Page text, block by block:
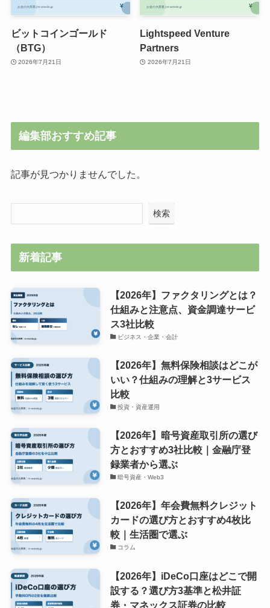
ビットコインゴールド
（BTG）
2026年7月21日
Lightspeed Venture
Partners
2026年7月21日
編集部おすすめ記事
記事が見つかりませんでした。
検索
新着記事
【2026年】ファクタリングとは？
仕組みと注意点、資金調達サービ
ス3社比較
ビジネス・企業・会計
【2026年】無料保険相談はどこが
いい？仕組みの理解と3サービス
比較
投資・資産運用
【2026年】暗号資産取引所の選び
方とおすすめ3社比較｜金融庁登
録業者から選ぶ
暗号資産・Web3
【2026年】年会費無料クレジット
カードの選び方とおすすめ4枚比
較｜生活圏で選ぶ
コラム
【2026年】iDeCo口座はどこで開
設する？選び方3基準と松井証
券・マネックス証券の比較